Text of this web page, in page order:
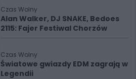
Czas Wolny
Alan Walker, DJ SNAKE, Bedoes
2115: Fajer Festiwal Chorzów
Czas Wolny
Światowe gwiazdy EDM zagrają w
Legendii